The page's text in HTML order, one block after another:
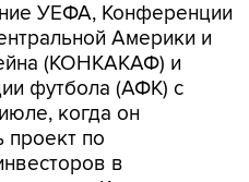
УЕФА, Конференции
Америки и
(КОНКАКАФ) и
футбола (АФК) с
когда он
проект по
в